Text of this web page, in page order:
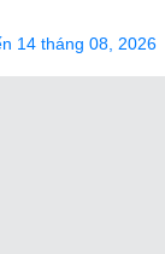
• Bi kịch "6